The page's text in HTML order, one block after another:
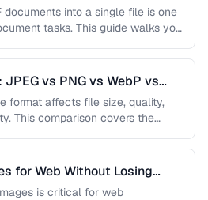
documents into a single file is one
tasks. This guide walks you
vs PNG vs WebP vs
format affects file size, quality,
This comparison covers the
for Web Without Losing
is critical for web